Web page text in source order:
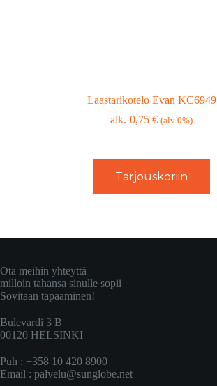
Laastarikotelo Evan KC6949
0,75€ (alv 0%)
Tarjouskoriin
Ota meihin yhteyttä
milloin tahansa sinulle sopii
Sovitaan tapaaminen!
Bulevardi 3 B
00120 HELSINKI
Puh : +358 10 420 8900
Email : palvelu@sunglobe.net